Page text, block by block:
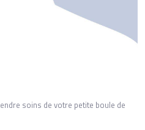
soins de votre petite boule de